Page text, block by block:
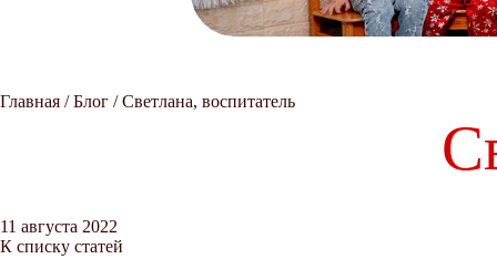
Главная / Блог / Светлана, воспитатель
11 августа 2022
К списку статей